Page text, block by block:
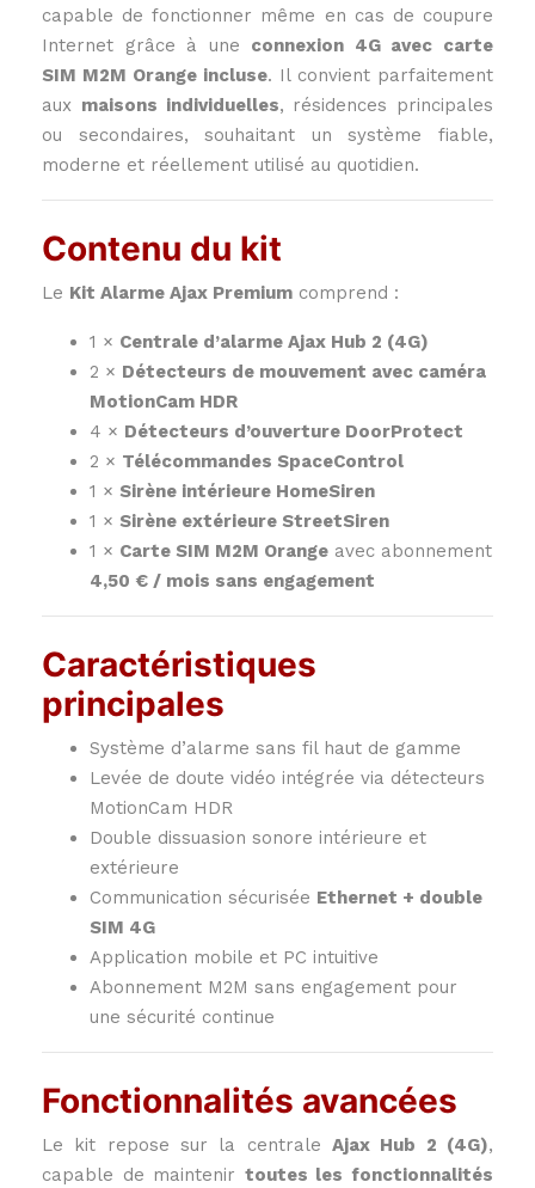
capable de fonctionner même en cas de coupure
Internet grâce à une connexion 4G avec carte
SIM M2M Orange incluse. Il convient parfaitement
aux maisons individuelles, résidences principales
ou secondaires, souhaitant un système fiable,
moderne et réellement utilisé au quotidien.
Contenu du kit
Le Kit Alarme Ajax Premium comprend :
1 × Centrale d’alarme Ajax Hub 2 (4G)
2 × Détecteurs de mouvement avec caméra
MotionCam HDR
4 × Détecteurs d’ouverture DoorProtect
2 × Télécommandes SpaceControl
1 × Sirène intérieure HomeSiren
1 × Sirène extérieure StreetSiren
1 × Carte SIM M2M Orange avec abonnement
4,50 € / mois sans engagement
Caractéristiques
principales
Système d’alarme sans fil haut de gamme
Levée de doute vidéo intégrée via détecteurs
MotionCam HDR
Double dissuasion sonore intérieure et
extérieure
Communication sécurisée Ethernet + double
SIM 4G
Application mobile et PC intuitive
Abonnement M2M sans engagement pour
une sécurité continue
Fonctionnalités avancées
Le kit repose sur la centrale Ajax Hub 2 (4G),
capable de maintenir toutes les fonctionnalités